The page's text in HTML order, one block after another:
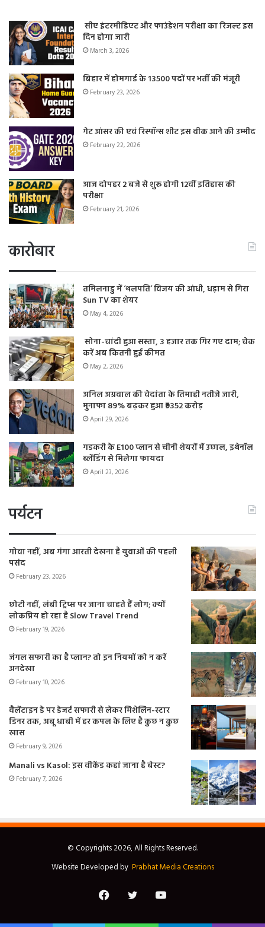
सीए इंटरमीडिएट और फाउंडेशन परीक्षा का रिजल्ट इस
दिन होगा जारी
March 3, 2026
बिहार में होमगार्ड के 13500 पदों पर भर्ती की मंजूरी
February 23, 2026
गेट आंसर की एवं रिस्पॉन्स शीट इस वीक आने की उम्मीद
February 22, 2026
आज दोपहर 2 बजे से शुरू होगी 12वीं इतिहास की
परीक्षा
February 21, 2026
कारोबार
तमिलनाडु में ‘थलपति’ विजय की आंधी, धड़ाम से गिरा
Sun TV का शेयर
May 4, 2026
सोना-चांदी हुआ सस्ता, 3 हजार तक गिर गए दाम; चेक
करें अब कितनी हुई कीमत
May 2, 2026
अनिल अग्रवाल की वेदांता के तिमाही नतीजे जारी,
मुनाफा 89% बढ़कर हुआ ₹9352 करोड़
April 29, 2026
गडकरी के E100 प्लान से चीनी शेयरों में उछाल, इथेनॉल
ब्लेंडिंग से मिलेगा फायदा
April 23, 2026
पर्यटन
गोवा नहीं, अब गंगा आरती देखना है युवाओं की पहली
पसंद
February 23, 2026
छोटी नहीं, लंबी ट्रिप्स पर जाना चाहते हैं लोग; क्यों
लोकप्रिय हो रहा है Slow Travel Trend
February 19, 2026
जंगल सफारी का है प्लान? तो इन नियमों को न करें
अनदेखा
February 10, 2026
वैलेंटाइन डे पर डेजर्ट सफारी से लेकर मिशेलिन-स्टार
डिनर तक, अबू धाबी में हर कपल के लिए है कुछ न कुछ
खास
February 9, 2026
Manali vs Kasol: इस वीकेंड कहां जाना है बेस्ट?
February 7, 2026
© Copyrights 2026, All Rights Reserved.
Website Developed by Prabhat Media Creations
FacebookTwitterYouTube